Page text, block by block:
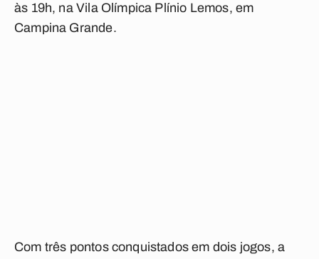
às 19h, na Vila Olímpica Plínio Lemos, em
Campina Grande.
Com três pontos conquistados em dois jogos, a